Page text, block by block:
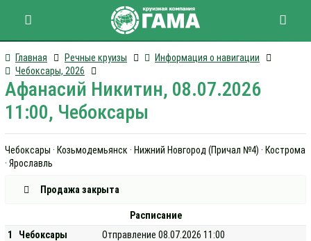
Главная Речные круизы
Информация о навигации
Чебоксары, 2026
Афанасий Никитин, 08.07.2026
11:00, Чебоксары
Чебоксары · Козьмодемьянск · Нижний Новгород (Причал №4) · Кострома
· Ярославль
Продажа закрыта
Расписание
1
Чебоксары
Отправление 08.07.2026 11:00